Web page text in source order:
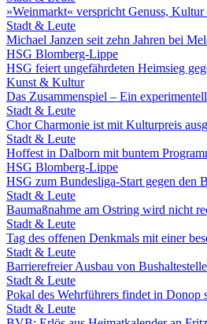
»Weinmarkt« verspricht Genuss, Kultur
Stadt & Leute
Michael Janzen seit zehn Jahren bei
HSG Blomberg-Lippe
HSG feiert ungefährdeten Heimsieg
Kunst & Kultur
Das Zusammenspiel – Ein
Stadt & Leute
Chor Charmonie ist mit Kulturpreis
Stadt & Leute
Hoffest in Dalborn mit buntem
HSG Blomberg-Lippe
HSG zum Bundesliga-Start gegen den
Stadt & Leute
Baumaßnahme am Ostring wird nicht
Stadt & Leute
Tag des offenen Denkmals mit einer
Stadt & Leute
Barrierefreier Ausbau von
Stadt & Leute
Pokal des Wehrführers findet in Donop
Stadt & Leute